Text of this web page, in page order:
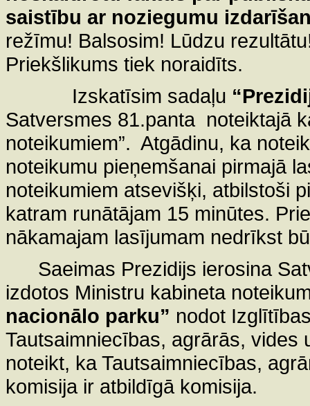
saistību ar noziegumu
režīmu! Balsosim! Lūdzu
Priekšlikums tiek noraidīts.
Izskatīsim sadaļu
Satversmes 81.panta noteiktajā
noteikumiem”. Atgādinu, ka
noteikumu pieņemšanai pirmajā
noteikumiem atsevišķi, atbilstoši
katram runātājam 15 minūtes.
nākamajam lasījumam nedrīkst
Saeimas Prezidijs ierosina
izdotos Ministru kabineta
nacionālo parku” nodot
Tautsaimniecības, agrārās, vides
noteikt, ka Tautsaimniecības,
komisija ir atbildīgā komisija.